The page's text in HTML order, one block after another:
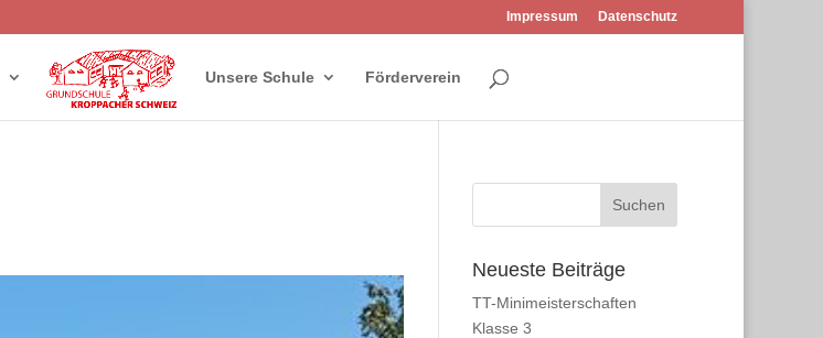
Impressum Datenschutz
Unsere Schule Förderverein
Neueste Beiträge
TT-Minimeisterschaften
Klasse 3